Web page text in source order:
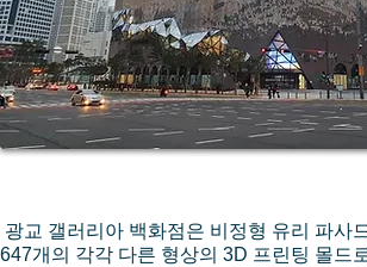
광교 갤러리아 백화점은 비정형 유리 파사
647개의 각각 다른 형상의 3D 프린팅 몰드